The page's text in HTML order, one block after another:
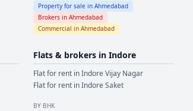
Property for sale inAhmedabad
Brokers inAhmedabad
Commercial inAhmedabad
Flats & brokers inIndore
Flat for rent inIndoreVijay Nagar
Flat for rent inIndoreSaket
BY BHK